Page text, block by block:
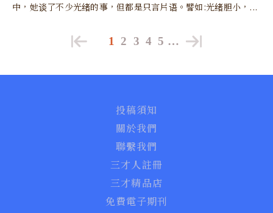
中，她谈了不少光绪的事，但都是只言片语。譬如:光绪胆小，...
1 2 3 4 5 …
投稿須知
關於我們
聯繫我們
三才人註冊
三才精品店
免費電子期刊